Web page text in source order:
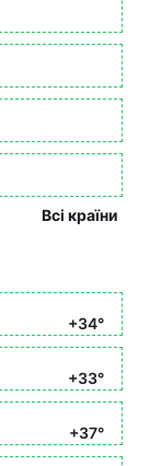
Всі країни
+34°
+33°
+37°